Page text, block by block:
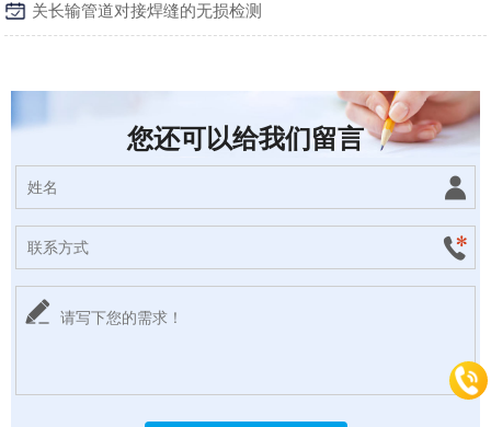
关长输管道对接焊缝的无损检测
您还可以给我们留言